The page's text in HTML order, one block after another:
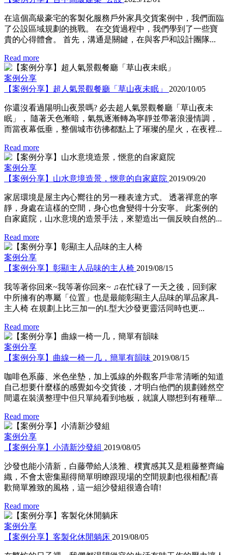
在這個高級豪宅的客製化服務戶外家具交貨案例中，我們面臨
了公設區域規劃的挑戰。 在交貨過程中，我們學到了一些寶
貴的心得體會。 首先，溝通是關鍵，在與客戶和設計團隊...
Read more
案例分享
【案例分享】超人氣景觀餐廳「草山夜未眠」 2020/10/05
你還沒看過陽明山夜景嗎? 必去超人氣景觀餐廳「草山夜未
眠」， 隨著天色漸暗，氣氛逐漸轉為寧靜並帶著浪漫情調，
而當夜幕低垂，整個城市彷彿都點上了璀璨的星火，在夜裡...
Read more
案例分享
【案例分享】山水意境造景，愜意的自家庭院 2019/09/20
家居環境是屋主內心嚮往的另一種表達方式。 透著禪意的寧
靜，身處在這樣的空間，身心也會變得十分安寧。 此案例的
自家庭院，山水意境的造景手法，來塑造出一個反映自然的...
Read more
案例分享
【案例分享】彰顯主人品味的主人椅 2019/08/15
我等著你回來~我等著你回來~ ♫在忙碌了一天之後，回到家
中所擁有的專屬「位置」也是最能彰顯主人品味的單品家具-
主人椅 在規劃上比三加一的L型大沙發更靈活同時也更...
Read more
案例分享
【案例分享】曲線一椅一几，簡單有韻味 2019/08/15
咖啡色系藤、米色坐墊，加上弧線的外觀客戶非常清晰的知道
自己想要什麼樣的感覺如今交貨後，才明白他們的規劃雖然空
間還在裝潢整理中但只單純看到地板，就讓人聯想到有種華...
Read more
案例分享
【案例分享】小清新沙發組 2019/08/05
沙發也能小清新，白藤帶給人淡雅、樸實感其又是粗藤整齊編
織，不會太密集顯得簡單明瞭跟現場的空間規劃也很相配!喜
歡簡單雅致的風格，這一組沙發組很適合唷!
Read more
案例分享
【案例分享】客製化休閒躺床 2019/08/05